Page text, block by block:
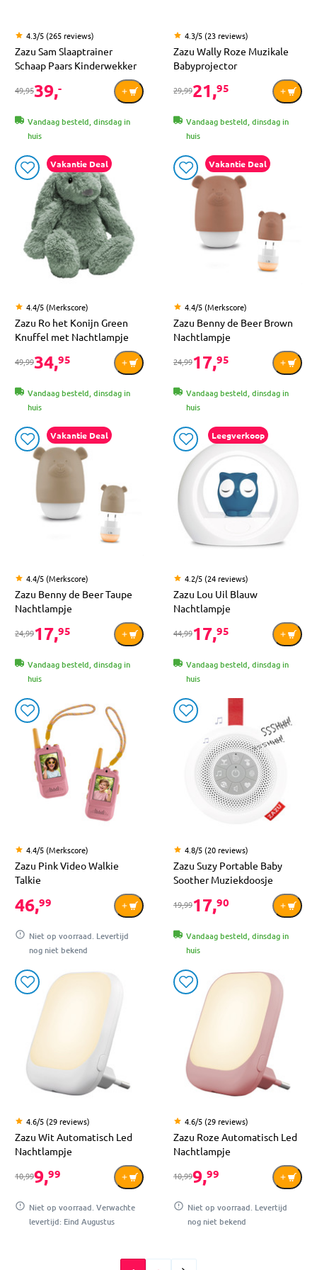
4.3/5 (265 reviews)
Zazu Sam Slaaptrainer
Schaap Paars Kinderwekker
49,9539,-
Vandaag besteld, dinsdag in
huis
4.3/5 (23 reviews)
Zazu Wally Roze Muzikale
Babyprojector
29,9921,95
Vandaag besteld, dinsdag in
huis
Vakantie Deal
4.4/5 (Merkscore)
Zazu Ro het Konijn Green
Knuffel met Nachtlampje
49,9934,95
Vandaag besteld, dinsdag in
huis
Vakantie Deal
4.4/5 (Merkscore)
Zazu Benny de Beer Brown
Nachtlampje
24,9917,95
Vandaag besteld, dinsdag in
huis
Vakantie Deal
4.4/5 (Merkscore)
Zazu Benny de Beer Taupe
Nachtlampje
24,9917,95
Vandaag besteld, dinsdag in
huis
Leegverkoop
4.2/5 (24 reviews)
Zazu Lou Uil Blauw
Nachtlampje
44,9917,95
Vandaag besteld, dinsdag in
huis
4.4/5 (Merkscore)
Zazu Pink Video Walkie
Talkie
46,99
Niet op voorraad. Levertijd
nog niet bekend
4.8/5 (20 reviews)
Zazu Suzy Portable Baby
Soother Muziekdoosje
19,9917,90
Vandaag besteld, dinsdag in
huis
4.6/5 (29 reviews)
Zazu Wit Automatisch Led
Nachtlampje
10,999,99
Niet op voorraad. Verwachte
levertijd: Eind Augustus
4.6/5 (29 reviews)
Zazu Roze Automatisch Led
Nachtlampje
10,999,99
Niet op voorraad. Levertijd
nog niet bekend